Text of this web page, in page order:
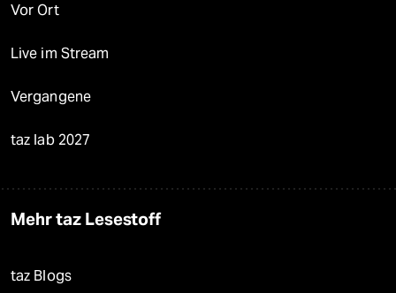
Vor Ort
Live im Stream
Vergangene
taz lab 2027
Mehr taz Lesestoff
taz Blogs